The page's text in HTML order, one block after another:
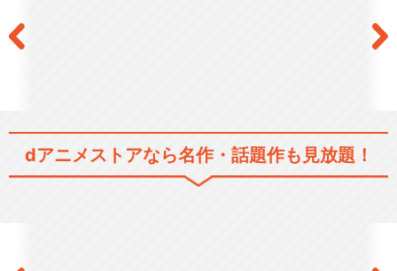
dアニメストアなら名作・話題作も見放題！